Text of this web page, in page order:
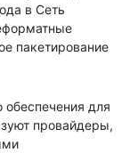
в Сеть
пакетирование
для
провайдеры,